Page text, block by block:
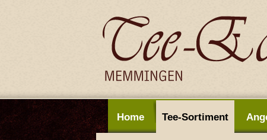
Home Tee-Sortiment